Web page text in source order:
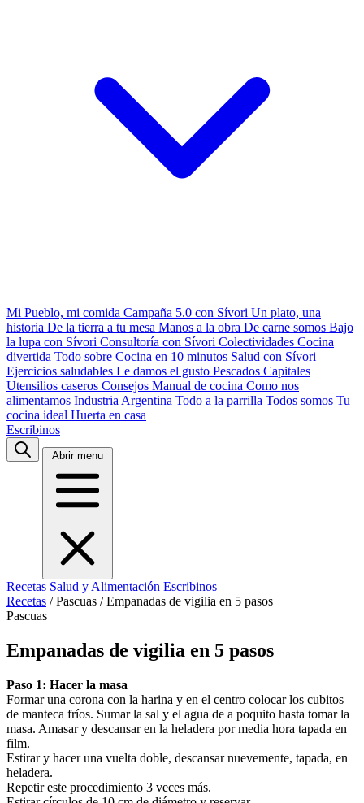
Mi Pueblo, mi comida Campaña 5.0 con Sívori Un plato, una
historia De la tierra a tu mesa Manos a la obra De carne somos Bajo
la lupa con Sívori Consultoría con Sívori Colectividades Cocina
divertida Todo sobre Cocina en 10 minutos Salud con Sívori
Ejercicios saludables Le damos el gusto Pescados Capitales
Utensilios caseros Consejos Manual de cocina Como nos
alimentamos Industria Argentina Todo a la parrilla Todos somos Tu
cocina ideal Huerta en casa
Escribinos
Abrir menu
Recetas Salud y Alimentación Escribinos
Recetas / Pascuas / Empanadas de vigilia en 5 pasos
Pascuas
Empanadas de vigilia en 5 pasos
Paso 1: Hacer la masa
Formar una corona con la harina y en el centro colocar los cubitos
de manteca fríos. Sumar la sal y el agua de a poquito hasta tomar la
masa. Amasar y descansar en la heladera por media hora tapada en
film.
Estirar y hacer una vuelta doble, descansar nuevemente, tapada, en
heladera.
Repetir este procedimiento 3 veces más.